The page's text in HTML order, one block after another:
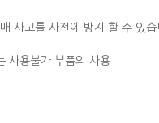
사고를 사전에 방지 할 수 있습
사용불가 부품의 사용